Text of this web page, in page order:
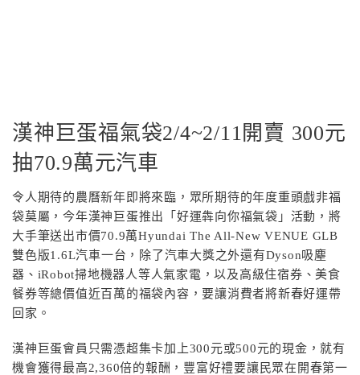
漢神巨蛋福氣袋2/4~2/11開賣 300元
抽70.9萬元汽車
令人期待的農曆新年即將來臨，眾所期待的年度重頭戲非福
袋莫屬，今年漢神巨蛋推出「好運犇向你福氣袋」活動，將
大手筆送出市價70.9萬Hyundai The All-New VENUE GLB
雙色版1.6L汽車一台，除了汽車大獎之外還有Dyson吸塵
器、iRobot掃地機器人等人氣家電，以及高級住宿券、美食
餐券等總價值近百萬的福袋內容，要讓消費者將新春好運帶
回家。
漢神巨蛋會員只需憑超集卡加上300元或500元的現金，就有
機會獲得最高2,360倍的報酬，豐富好禮要讓民眾在開春第一